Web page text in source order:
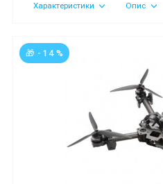
Характеристики Опис
🎁 - 14 %